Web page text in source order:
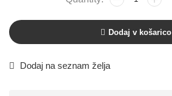
Dodaj v košarico
Dodaj na seznam želja